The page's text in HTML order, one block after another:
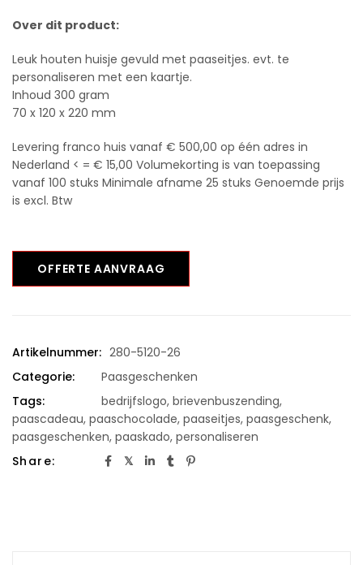
Over dit product:
Leuk houten huisje gevuld met paaseitjes. evt. te
personaliseren met een kaartje.
Inhoud 300 gram
70 x 120 x 220 mm
Levering franco huis vanaf € 500,00 op één adres in
Nederland < = € 15,00 Volumekorting is van toepassing
vanaf 100 stuks Minimale afname 25 stuks Genoemde prijs
is excl. Btw
OFFERTE AANVRAAG
Artikelnummer: 280-5120-26
Categorie:
Paasgeschenken
Tags:
bedrijfslogo, brievenbuszending,
paascadeau, paaschocolade, paaseitjes, paasgeschenk,
paasgeschenken, paaskado, personaliseren
Share: